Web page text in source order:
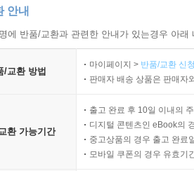
안내
에 반품/교환과 관련한 안내가 있는경우 아
/교환 방법
마이페이지 > 반품/교환 신
판매자 배송 상품은 판매자
환 가능기간
출고 완료 후 10일 이내의
디지털 콘텐츠인 eBook의
중고상품의 경우 출고 완료
모바일 쿠폰의 경우 유효기